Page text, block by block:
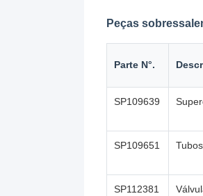
Peças
Parte N°.
SP109639
SP109651
SP112381